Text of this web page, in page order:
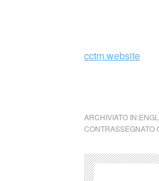
cctm.website
ARCHIVIATO IN:
CONTRASSEGNATO